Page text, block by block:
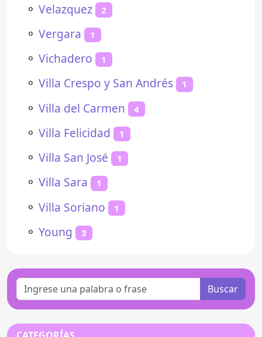
⚬ Velazquez 2
⚬ Vergara 1
⚬ Vichadero 1
⚬ Villa Crespo y San Andrés 1
⚬ Villa del Carmen 4
⚬ Villa Felicidad 1
⚬ Villa San José 1
⚬ Villa Sara 1
⚬ Villa Soriano 1
⚬ Young 3
Buscar